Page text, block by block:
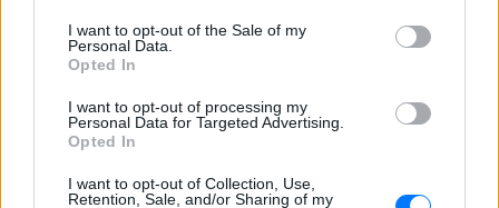
I want to opt-out of the Sale of my
Personal Data.
Opted In
I want to opt-out of processing my
Personal Data for Targeted Advertising.
Opted In
I want to opt-out of Collection, Use,
Retention, Sale, and/or Sharing of my
Από το «Lawrence of Arabia» και το Game
of Thrones μέχρι την «Οδύσσεια» του
από έξι δεκαετίες κινηματογραφικής
ιστορίας
μπικίνι και εντυπωσίασε με το